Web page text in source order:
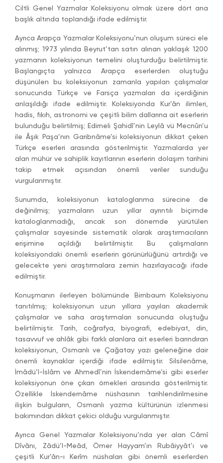
Ciltli Genel Yazmalar Koleksiyonu olmak üzere dört ana
başlık altında toplandığı ifade edilmiştir.
Ayrıca Arapça Yazmalar Koleksiyonu’nun oluşum süreci ele
alınmış; 1973 yılında Beyrut’tan satın alınan yaklaşık 1200
yazmanın koleksiyonun temelini oluşturduğu belirtilmiştir.
Başlangıçta yalnızca Arapça eserlerden oluştuğu
düşünülen bu koleksiyonun zamanla yapılan çalışmalar
sonucunda Türkçe ve Farsça yazmaları da içerdiğinin
anlaşıldığı ifade edilmiştir. Koleksiyonda Kur’ân ilimleri,
hadis, fıkıh, astronomi ve çeşitli bilim dallarına ait eserlerin
bulunduğu belirtilmiş; Edirneli Şahidî’nin Leylâ vü Mecnûn’u
ile Âşık Paşa’nın Garibnâme’si koleksiyonun dikkat çeken
Türkçe eserleri arasında gösterilmiştir. Yazmalarda yer
alan mühür ve sahiplik kayıtlarının eserlerin dolaşım tarihini
takip etmek açısından önemli veriler sunduğu
vurgulanmıştır.
Sunumda, koleksiyonun kataloglanma sürecine de
değinilmiş; yazmaların uzun yıllar ayrıntılı biçimde
kataloglanmadığı, ancak son dönemde yürütülen
çalışmalar sayesinde sistematik olarak araştırmacıların
erişimine açıldığı belirtilmiştir. Bu çalışmaların
koleksiyondaki önemli eserlerin görünürlüğünü artırdığı ve
gelecekte yeni araştırmalara zemin hazırlayacağı ifade
edilmiştir.
Konuşmanın ilerleyen bölümünde Birnbaum Koleksiyonu
tanıtılmış; koleksiyonun uzun yıllara yayılan akademik
çalışmalar ve saha araştırmaları sonucunda oluştuğu
belirtilmiştir. Tarih, coğrafya, biyografi, edebiyat, din,
tasavvuf ve ahlâk gibi farklı alanlara ait eserleri barındıran
koleksiyonun, Osmanlı ve Çağatay yazı geleneğine dair
önemli kaynaklar içerdiği ifade edilmiştir. Silsilenâme,
İmâdü’l-İslâm ve Ahmedî’nin İskendernâme’si gibi eserler
koleksiyonun öne çıkan örnekleri arasında gösterilmiştir.
Özellikle İskendernâme nüshasının tarihlendirilmesine
ilişkin bulguların, Osmanlı yazma kültürünün izlenmesi
bakımından dikkat çekici olduğu vurgulanmıştır.
Ayrıca Genel Yazmalar Koleksiyonu’nda yer alan Câmî
Dîvânı, Zâdü’l-Meâd, Ömer Hayyam’ın Rubâiyyât’ı ve
çeşitli Kur’ân-ı Kerîm nüshaları gibi önemli eserlerden